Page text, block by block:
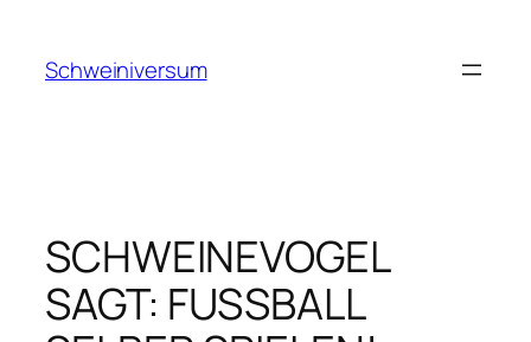
springen
Schweiniversum
SCHWEINEVOGEL
SAGT: FUSSBALL